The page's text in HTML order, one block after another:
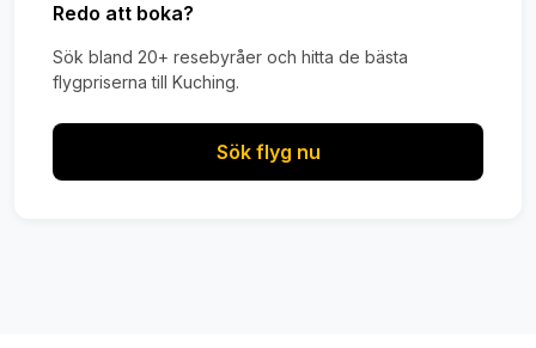
Redo att boka?
Sök bland 20+ resebyråer och hitta de bästa
flygpriserna till Kuching.
Sök flyg nu